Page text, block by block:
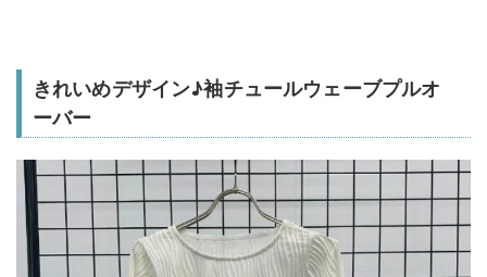
きれいめデザイン♪袖チュールウェーブプルオ
ーバー